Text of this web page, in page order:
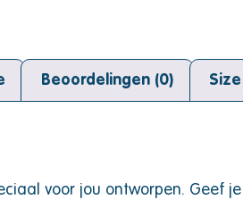
Beoordelingen (0)
voor jou ontworpen.